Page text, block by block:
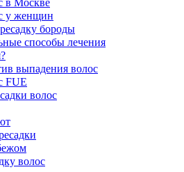
у женщин
бороды
способы лечения
выпадения волос
FUE
волос
волос